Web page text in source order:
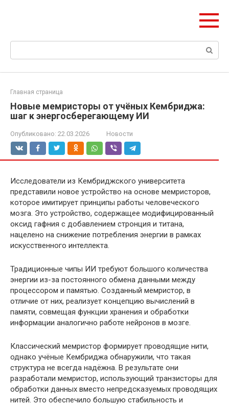
Поиск:
Главная страница
Новые мемристоры от учёных Кембриджа:
шаг к энергосберегающему ИИ
Опубликовано: 22.03.2026 Новости
Исследователи из Кембриджского университета
представили новое устройство на основе мемристоров,
которое имитирует принципы работы человеческого
мозга. Это устройство, содержащее модифицированный
оксид гафния с добавлением стронция и титана,
нацелено на снижение потребления энергии в рамках
искусственного интеллекта.
Традиционные чипы ИИ требуют большого количества
энергии из-за постоянного обмена данными между
процессором и памятью. Созданный мемристор, в
отличие от них, реализует концепцию вычислений в
памяти, совмещая функции хранения и обработки
информации аналогично работе нейронов в мозге.
Классический мемристор формирует проводящие нити,
однако учёные Кембриджа обнаружили, что такая
структура не всегда надёжна. В результате они
разработали мемристор, использующий транзисторы для
обработки данных вместо непредсказуемых проводящих
нитей. Это обеспечило большую стабильность и